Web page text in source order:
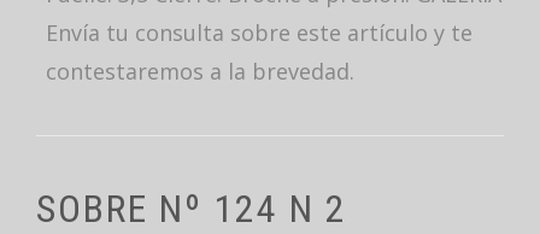
Envía tu consulta sobre este artículo y te
contestaremos a la brevedad.
SOBRE Nº 124 N 2